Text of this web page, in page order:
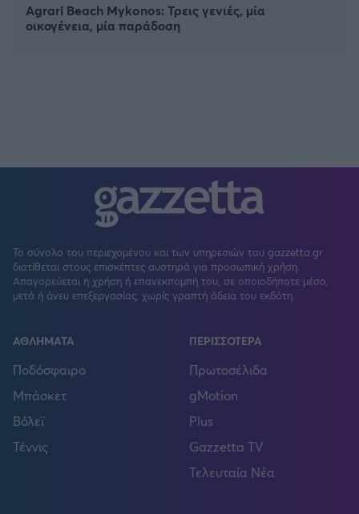
Agrari Beach Mykonos: Τρεις γενιές, μία
οικογένεια, μία παράδοση
Το σύνολο του περιεχομένου και των υπηρεσιών του gazzetta.gr
διατίθεται στους επισκέπτες αυστηρά για προσωπική χρήση.
Απαγορεύεται η χρήση ή επανεκπομπή του, σε οποιοδήποτε μέσο,
μετά ή άνευ επεξεργασίας, χωρίς γραπτή άδεια του εκδότη.
ΑΘΛΗΜΑΤΑ
Ποδόσφαιρο
Μπάσκετ
Βόλεϊ
Τέννις
ΠΕΡΙΣΣΟΤΕΡΑ
Πρωτοσέλιδα
gMotion
Plus
Gazzetta TV
Τελευταία Νέα